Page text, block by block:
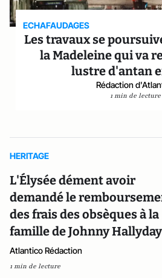
ECHAFAUDAGES
Les travaux se
la Madeleine qui va
lustre d'antan
Rédaction
1 min de lecture
HERITAGE
L'Élysée dément avoir
demandé le
des frais des obsèques à la
famille de Johnny Hallyday
Atlantico Rédaction
1 min de lecture